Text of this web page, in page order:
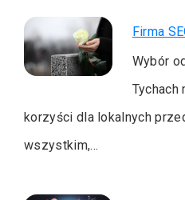
Firma
Wybór
Tychach
korzyści dla lokalnych
wszystkim,…